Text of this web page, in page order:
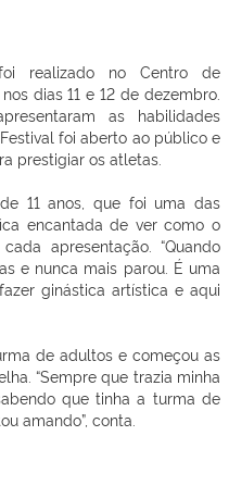
realizado no Centro de
dias 11 e 12 de dezembro.
as habilidades
foi aberto ao público e
prestigiar os atletas.
11 anos, que foi uma das
encantada de ver como o
apresentação. “Quando
e nunca mais parou. É uma
ginástica artística e aqui
de adultos e começou as
“Sempre que trazia minha
que tinha a turma de
amando”, conta.